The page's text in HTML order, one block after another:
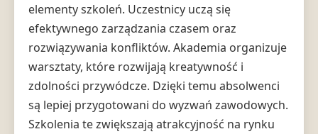
elementy szkoleń. Uczestnicy uczą się
efektywnego zarządzania czasem oraz
rozwiązywania konfliktów. Akademia organizuje
warsztaty, które rozwijają kreatywność i
zdolności przywódcze. Dzięki temu absolwenci
są lepiej przygotowani do wyzwań zawodowych.
Szkolenia te zwiększają atrakcyjność na rynku